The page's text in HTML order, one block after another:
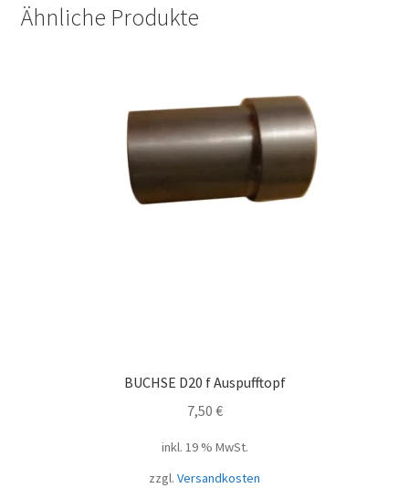
Ähnliche Produkte
BUCHSE D20 f Auspufftopf
7,50 €
inkl. 19 % MwSt.
zzgl. Versandkosten